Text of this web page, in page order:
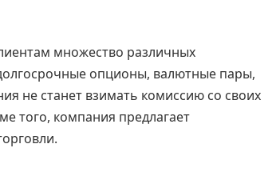
множество различных
опционы, валютные пары,
не станет взимать комиссию со своих
того, компания предлагает